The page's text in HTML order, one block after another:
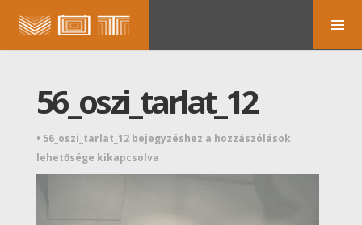
56_oszi_tarlat_12
• 56_oszi_tarlat_12 bejegyzéshez a hozzászólások
lehetősége kikapcsolva